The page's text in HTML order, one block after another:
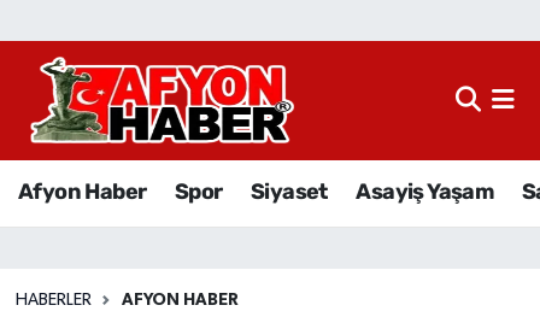
Afyon Haber Spor Siyaset Asayiş Yaşam
HABERLER AFYON HABER
Afyon Haber